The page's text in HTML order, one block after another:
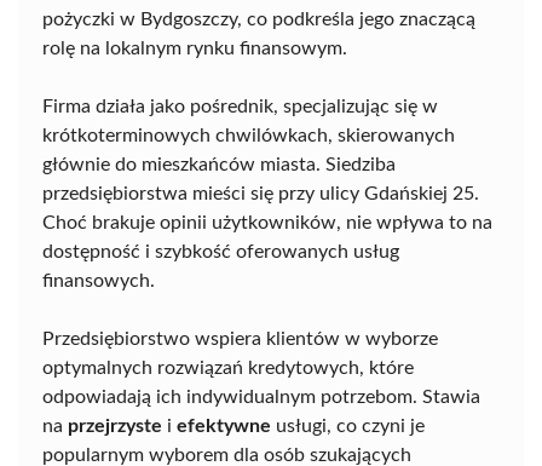
pożyczki w Bydgoszczy, co podkreśla jego znaczącą
rolę na lokalnym rynku finansowym.
Firma działa jako pośrednik, specjalizując się w
krótkoterminowych chwilówkach, skierowanych
głównie do mieszkańców miasta. Siedziba
przedsiębiorstwa mieści się przy ulicy Gdańskiej 25.
Choć brakuje opinii użytkowników, nie wpływa to na
dostępność i szybkość oferowanych usług
finansowych.
Przedsiębiorstwo wspiera klientów w wyborze
optymalnych rozwiązań kredytowych, które
odpowiadają ich indywidualnym potrzebom. Stawia
na przejrzyste i efektywne usługi, co czyni je
popularnym wyborem dla osób szukających